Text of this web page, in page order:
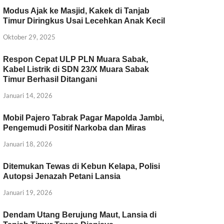
Modus Ajak ke Masjid, Kakek di Tanjab
Timur Diringkus Usai Lecehkan Anak Kecil
Oktober 29, 2025
Respon Cepat ULP PLN Muara Sabak,
Kabel Listrik di SDN 23/X Muara Sabak
Timur Berhasil Ditangani
Januari 14, 2026
Mobil Pajero Tabrak Pagar Mapolda Jambi,
Pengemudi Positif Narkoba dan Miras
Januari 18, 2026
Ditemukan Tewas di Kebun Kelapa, Polisi
Autopsi Jenazah Petani Lansia
Januari 19, 2026
Dendam Utang Berujung Maut, Lansia di